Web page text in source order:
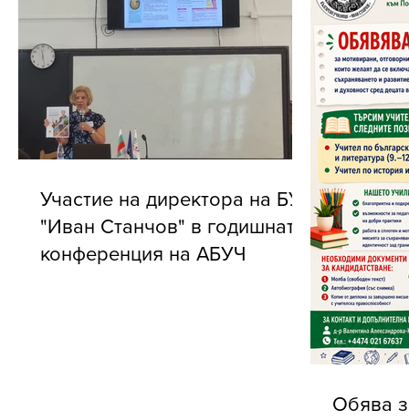
Участие на директора на БУ
"Иван Станчов" в годишната
конференция на АБУЧ
Обява